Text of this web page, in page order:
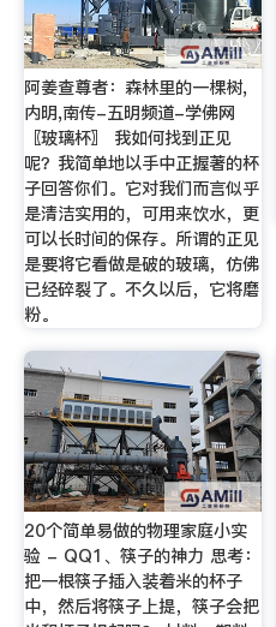
阿姜查尊者：森林里的一棵树,
内明,南传-五明频道-学佛网
〖玻璃杯〗 我如何找到正见
呢？我简单地以手中正握著的杯
子回答你们。它对我们而言似乎
是清洁实用的，可用来饮水，更
可以长时间的保存。所谓的正见
是要将它看做是破的玻璃，仿佛
已经碎裂了。不久以后，它将磨
粉。
20个简单易做的物理家庭小实
验 - QQ1、筷子的神力 思考：
把一根筷子插入装着米的杯子
中，然后将筷子上提，筷子会把